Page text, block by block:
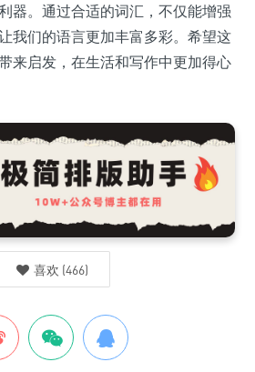
器。通过合适的词汇，不仅能增强
我们的语言更加丰富多彩。希望这
来启发，在生活和写作中更加得心
喜欢 (466)